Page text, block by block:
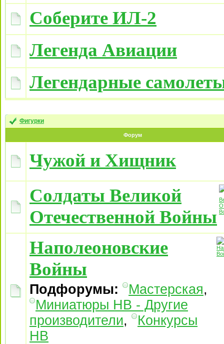
Соберите ИЛ-2
Легенда Авиации
Легендарные
Фигурки
Форум
Чужой и Хищник
Солдаты Великой
Отечественной Войны
Наполеоновские
Войны
Подфорумы: Мастерская,
Миниатюры НВ - Другие
производители,
Конкурсы
НВ